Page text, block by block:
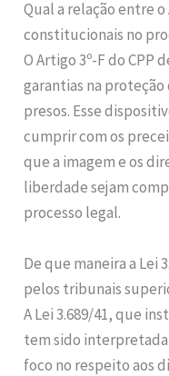
Qual a relação entre o
constitucionais no
O Artigo 3º-F do CPP
garantias na
presos. Esse
cumprir com os
que a imagem e os
liberdade sejam
processo legal.
De que maneira a Lei
pelos tribunais
A Lei 3.689/41, que
tem sido
foco no respeito aos